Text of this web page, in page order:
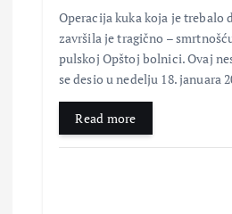
Operacija kuka koja je trebalo
završila je tragično –
pulskoj Opštoj bolnici. Ovaj
se desio u nedelju 18. januara
Read more